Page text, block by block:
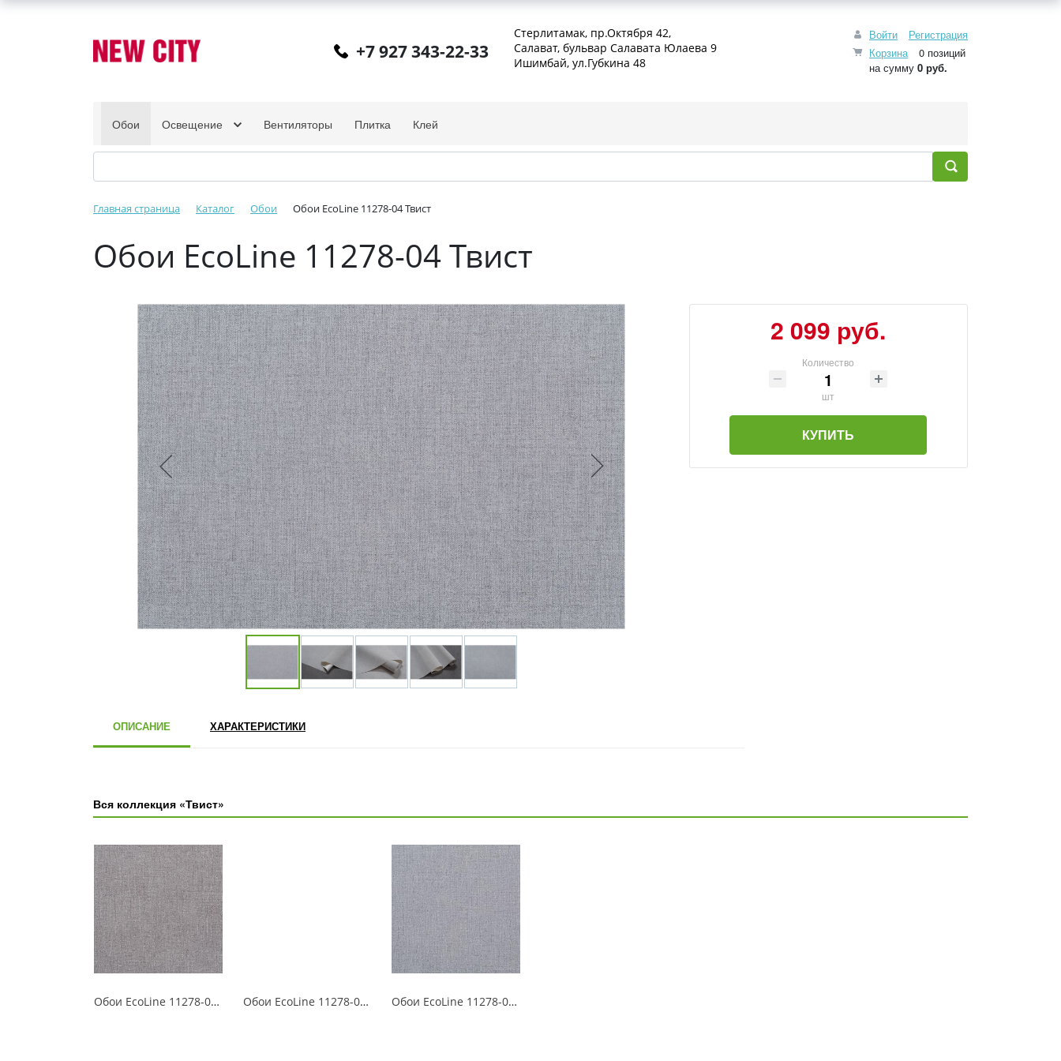
Войти
Регистрация
Корзина
0 позиций
на сумму 0 руб.
+7 927 343-22-33
Стерлитамак, пр.Октября 42,
Салават, бульвар Салавата Юлаева 9
Ишимбай, ул.Губкина 48
Обои Освещение Вентиляторы Плитка Клей
Главная страница Каталог Обои Обои EcoLine 11278-04 Твист
Обои EcoLine 11278-04 Твист
2 099 руб.
Количество
шт
КУПИТЬ
ОПИСАНИЕ ХАРАКТЕРИСТИКИ
Вся коллекция «Твист»
Обои EcoLine 11278-05 Твист Обои EcoLine 11278-01 Твист Обои EcoLine 11278-04 Твист